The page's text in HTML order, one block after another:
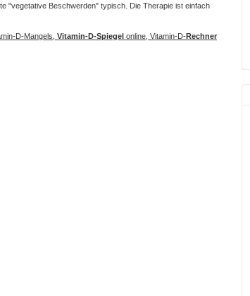
"vegetative Beschwerden" typisch. Die Therapie ist einfach
D-Mangels, Vitamin-D-Spiegel online, Vitamin-D-Rechner